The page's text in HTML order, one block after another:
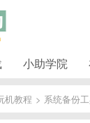
小助学院
机教程 > 系统备份